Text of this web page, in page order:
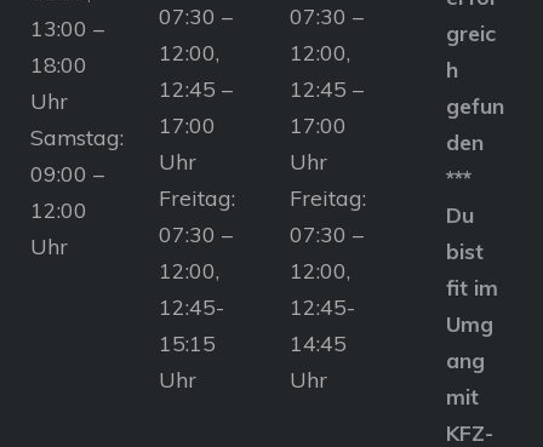
13:00 –
18:00
Uhr
Samstag:
09:00 –
12:00
Uhr
07:30 –
12:00,
12:45 –
17:00
Uhr
Freitag:
07:30 –
12:00,
12:45-
15:15
Uhr
07:30 –
12:00,
12:45 –
17:00
Uhr
Freitag:
07:30 –
12:00,
12:45-
14:45
Uhr
greic
h
gefun
den
***
Du
bist
fit im
Umg
ang
mit
KFZ-